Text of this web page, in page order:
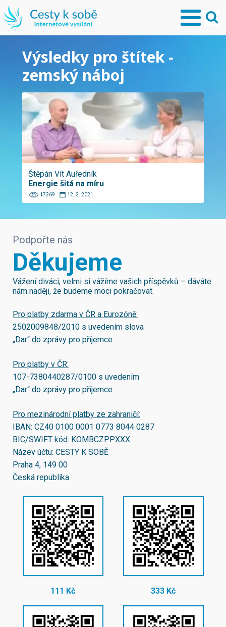
Výsledky pro štítek -
zemský náboj
Štěpán Vít Auředník
Energie šitá na míru
17269 12. 2. 2021
Podpořte nás
Děkujeme
Vážení diváci, velmi si vážíme vašich příspěvků – dáváte
nám naději, že budeme moci pokračovat.
Pro platby zdarma v ČR a Eurozóně:
2502009848/2010 s uvedením slova
„Dar“ do zprávy pro příjemce.
Pro platby v ČR:
107-7380440287/0100 s uvedením
„Dar“ do zprávy pro příjemce.
Pro mezinárodní platby ze zahraničí:
IBAN: CZ40 0100 0001 0773 8044 0287
BIC/SWIFT kód: KOMBCZPPXXX
Název účtu: CESTY K SOBĚ
Praha 4, 149 00
Česká republika
111 Kč 333 Kč